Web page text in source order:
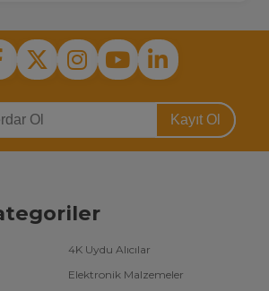
Kayıt Ol
4K Uydu Alıcılar
Elektronik Malzemeler